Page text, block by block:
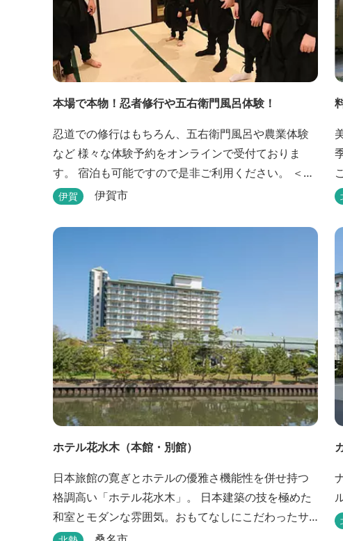
本場で本物！忍者修行や五右衛門風呂体験！
忍道での修行はもちろん、五右衛門風呂や農業体験
など 様々な体験予約をオンラインで受付ておりま
す。 宿泊も可能ですので是非ご利用ください。 ＜体
験プログラム＞ ①石川五右衛門を知り楽しもう！
礎体力づくり！農業体験！ ④忍者の里山散策と忍者
伊賀 伊賀市
ホテル花水木（本館・別館）
日本旅館の寛ぎとホテルの優雅さ機能性を併せ持つ
格調高い「ホテル花水木」。 日本建築の技を極めた
和室とモダンな雰囲気。おもてなしにこだわったサ
ービスと露天風呂や四季折々旬のお料理をご満喫い